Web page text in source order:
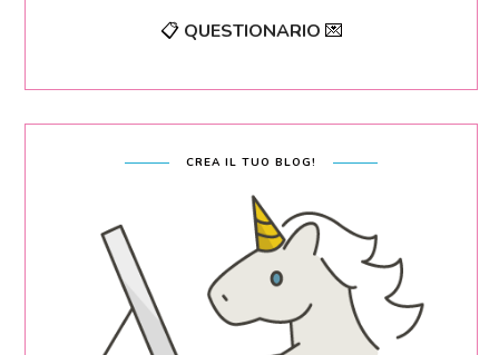
📋 QUESTIONARIO 💌
CREA IL TUO BLOG!